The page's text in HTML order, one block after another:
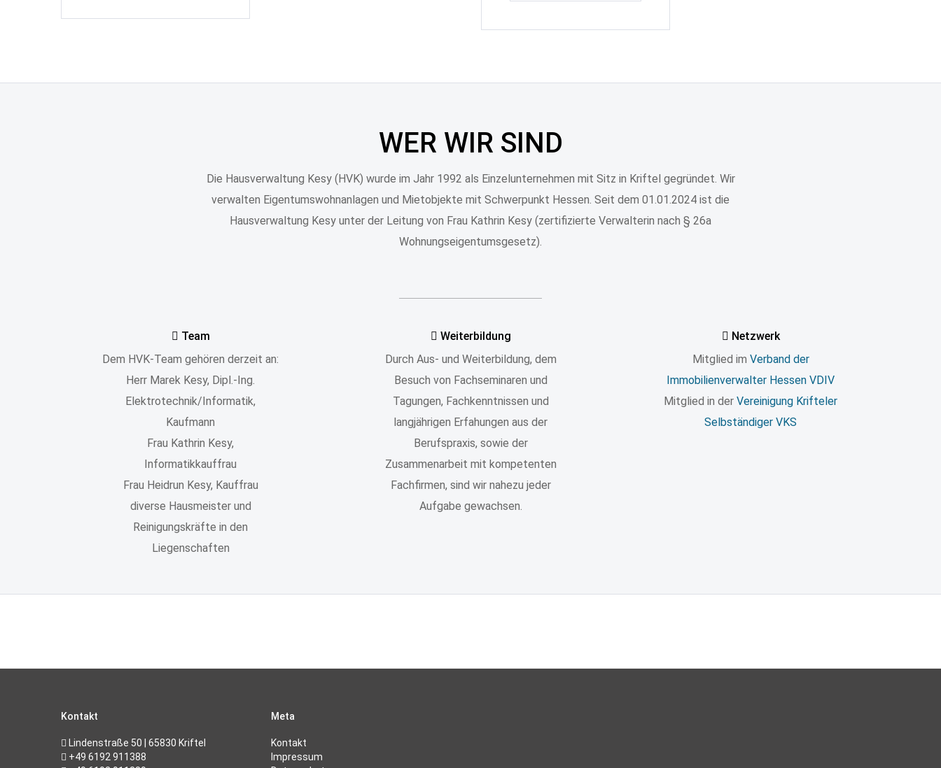
WER WIR SIND
Die Hausverwaltung Kesy (HVK) wurde im Jahr 1992 als Einzelunternehmen mit Sitz in Kriftel gegründet. Wir
verwalten Eigentumswohnanlagen und Mietobjekte mit Schwerpunkt Hessen. Seit dem 01.01.2024 ist die
Hausverwaltung Kesy unter der Leitung von Frau Kathrin Kesy (zertifizierte Verwalterin nach § 26a
Wohnungseigentumsgesetz).
Team
Dem HVK-Team gehören derzeit an:
Herr Marek Kesy, Dipl.-Ing.
Elektrotechnik/Informatik,
Kaufmann
Frau Kathrin Kesy,
Informatikkauffrau
Frau Heidrun Kesy, Kauffrau
diverse Hausmeister und
Reinigungskräfte in den
Liegenschaften
Weiterbildung
Durch Aus- und Weiterbildung, dem
Besuch von Fachseminaren und
Tagungen, Fachkenntnissen und
langjährigen Erfahungen aus der
Berufspraxis, sowie der
Zusammenarbeit mit kompetenten
Fachfirmen, sind wir nahezu jeder
Aufgabe gewachsen.
Netzwerk
Mitglied im Verband der
Immobilienverwalter Hessen VDIV
Mitglied in der Vereinigung Krifteler
Selbständiger VKS
Kontakt
Lindenstraße 50 | 65830 Kriftel
+49 6192 911388
Meta
Kontakt
Impressum